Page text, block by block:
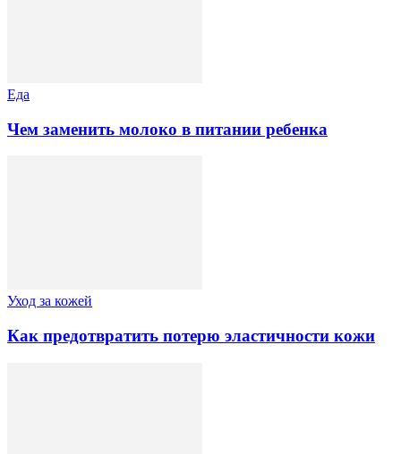
Еда
Чем заменить молоко в питании ребенка
Уход за кожей
Как предотвратить потерю эластичности кожи